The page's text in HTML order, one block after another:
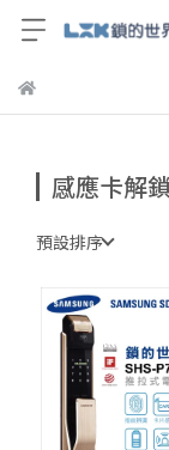
感應卡解
預設排序